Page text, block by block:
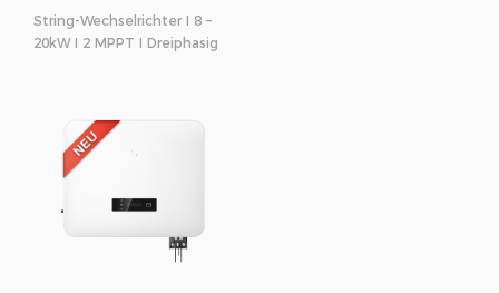
String-Wechselrichter I 8 –
20kW I 2 MPPT I Dreiphasig